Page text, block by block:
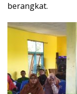
berangkat.